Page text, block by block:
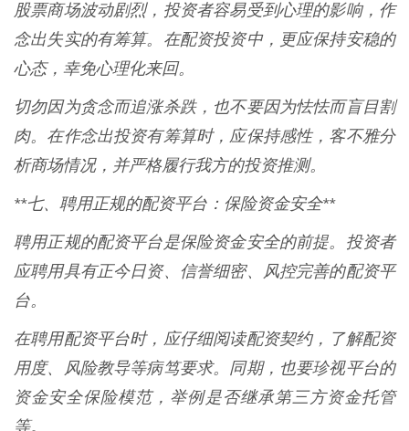
股票商场波动剧烈，投资者容易受到心理的影响，作
念出失实的有筹算。在配资投资中，更应保持安稳的
心态，幸免心理化来回。
切勿因为贪念而追涨杀跌，也不要因为怯怯而盲目割
肉。在作念出投资有筹算时，应保持感性，客不雅分
析商场情况，并严格履行我方的投资推测。
**七、聘用正规的配资平台：保险资金安全**
聘用正规的配资平台是保险资金安全的前提。投资者
应聘用具有正今日资、信誉细密、风控完善的配资平
台。
在聘用配资平台时，应仔细阅读配资契约，了解配资
用度、风险教导等病笃要求。同期，也要珍视平台的
资金安全保险模范，举例是否继承第三方资金托管
等。